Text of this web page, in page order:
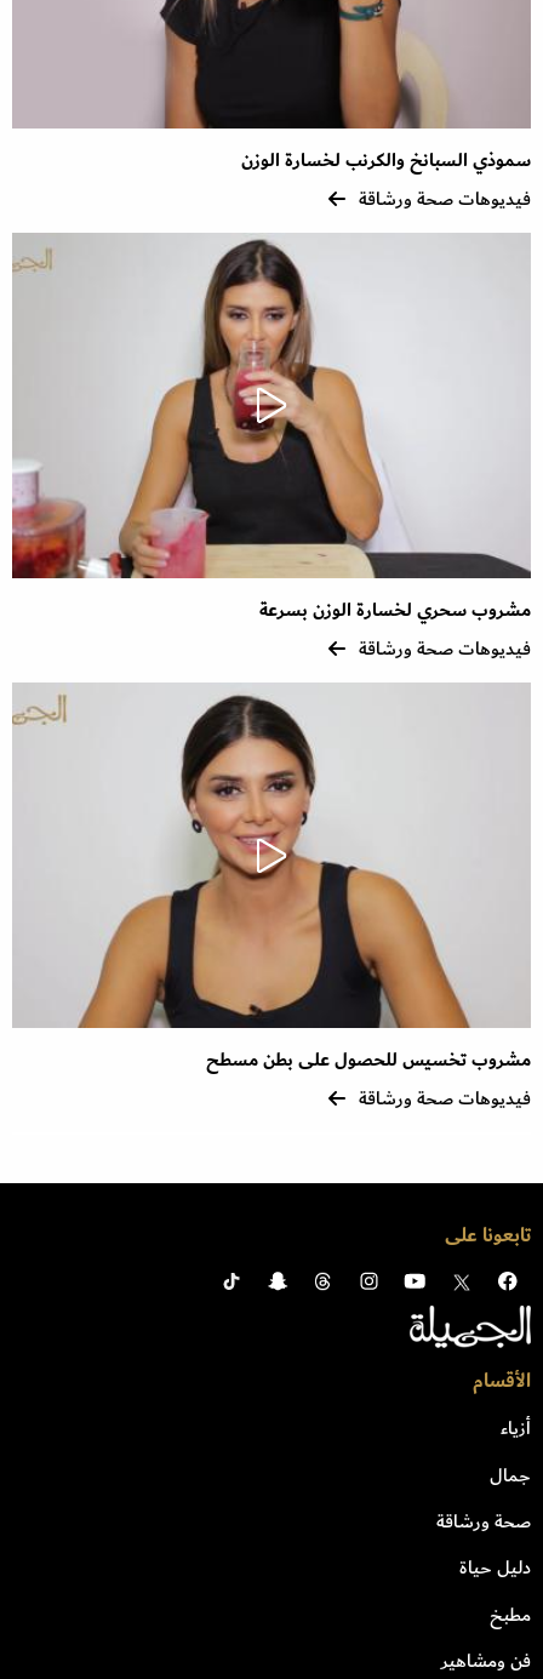
سموذي السبانخ والكرنب لخسارة الوزن
فيديوهات صحة ورشاقة
مشروب سحري لخسارة الوزن بسرعة
فيديوهات صحة ورشاقة
مشروب تخسيس للحصول على بطن مسطح
فيديوهات صحة ورشاقة
تابعونا على
الأقسام
أزياء
جمال
صحة ورشاقة
دليل حياة
مطبخ
فن ومشاهير